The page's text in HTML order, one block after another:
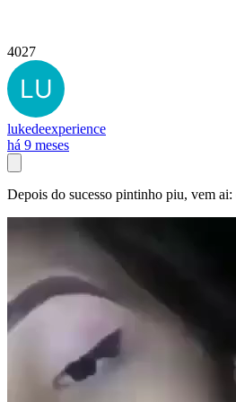
4027
lukedeexperience
há 9 meses
Depois do sucesso pintinho piu, vem